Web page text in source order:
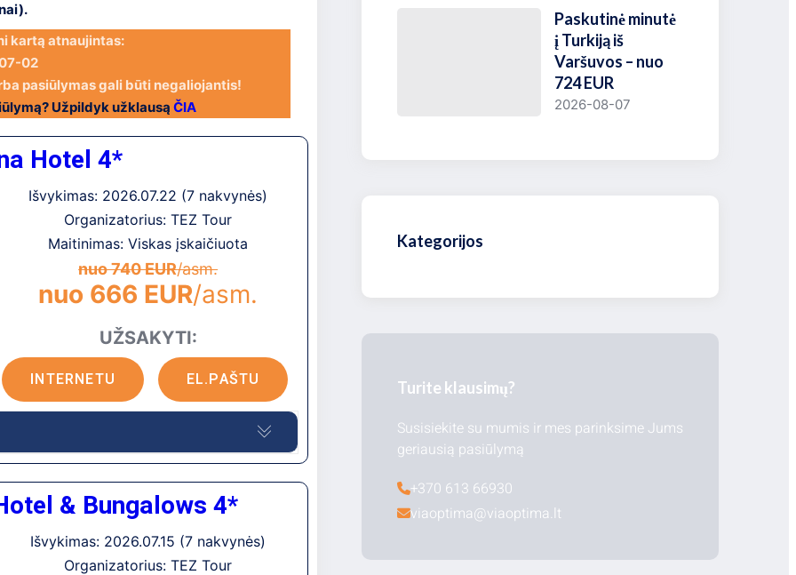
kartą atnaujintas:
02
pasiūlymas gali būti negaliojantis!
Užpildyk užklausąČIA
Hotel 4*
Išvykimas: 2026.07.22 (7 nakvynės)
Organizatorius: TEZ Tour
Maitinimas: Viskas įskaičiuota
nuo 740 EUR/asm.
nuo 666 EUR/asm.
UŽSAKYTI:
INTERNETU
EL.PAŠTU
2008 metais.
pastatas su liftu ir du papildomi 2-jų
& Bungalows 4*
Išvykimas: 2026.07.15 (7 nakvynės)
Organizatorius: TEZ Tour
Paskutinė minutė
į Turkiją iš
Varšuvos – nuo
724 EUR
2026-08-07
Kategorijos
Turite klausimų?
Susisiekite su mumis ir mes parinksime Jums
geriausią pasiūlymą
+370 613 66930
viaoptima@viaoptima.lt